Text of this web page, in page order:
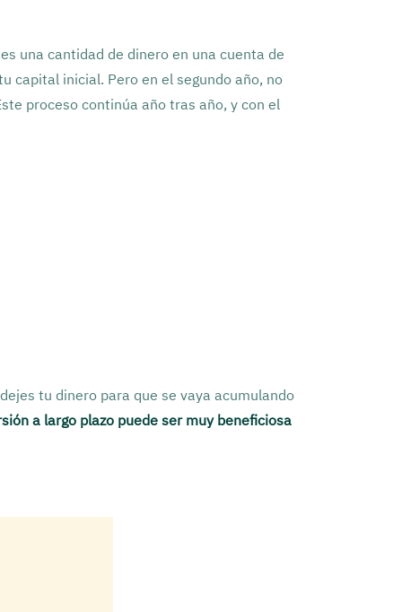
una cantidad de dinero en una cuenta de
capital inicial. Pero en el segundo año, no
proceso continúa año tras año, y con el
tu dinero para que se vaya acumulando
a largo plazo puede ser muy beneficiosa